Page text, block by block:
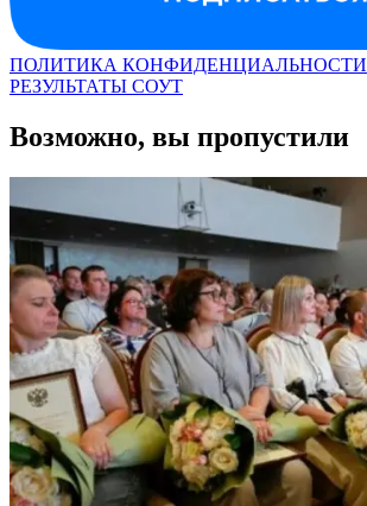
ПОЛИТИКА КОНФИДЕНЦИАЛЬНОСТИ
РЕЗУЛЬТАТЫ СОУТ
Возможно, вы пропустили